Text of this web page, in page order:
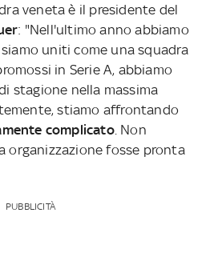
veneta è il presidente del
: "Nell'ultimo anno abbiamo
uniti come una squadra
in Serie A, abbiamo
stagione nella massima
stiamo affrontando
complicato. Non
organizzazione fosse pronta
PUBBLICITÀ